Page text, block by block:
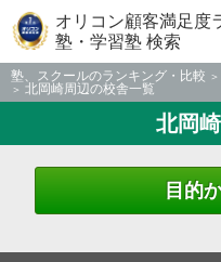
オリコン顧客満足度
塾・学習塾 検索
塾、スクールのランキング・比較
北岡崎周辺の校舎一覧
北岡
目的